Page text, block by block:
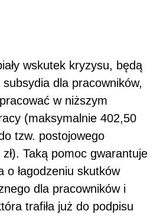
wskutek kryzysu, będą
subsydia dla pracowników,
w niższym
(maksymalnie 402,50
tzw. postojowego
Taką pomoc gwarantuje
o łagodzeniu skutków
dla pracowników i
trafiła już do podpisu